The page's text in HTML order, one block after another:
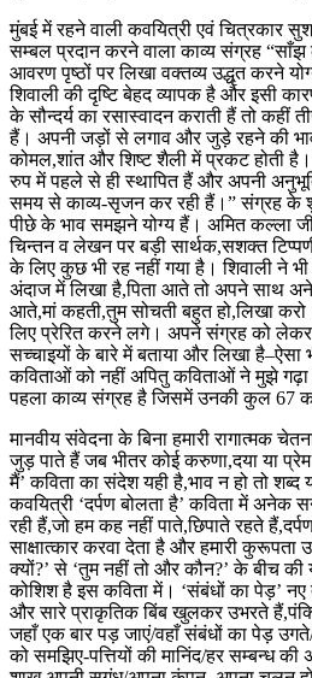
मुंबई में रहने वाली कवयित्री एवं चित्रकार
सम्बल प्रदान करने वाला काव्य संग्रह
आवरण पृष्ठों पर लिखा वक्तव्य उद्धृत करने
शिवाली की दृष्टि बेहद व्यापक है और इसी
के सौन्दर्य का रसास्वादन कराती हैं तो कहीं
हैं। अपनी जड़ों से लगाव और जुड़े रहने की
कोमल,शांत और शिष्ट शैली में प्रकट होती
रुप में पहले से ही स्थापित हैं और अपनी
समय से काव्य-सृजन कर रही हैं।” संग्रह के
पीछे के भाव समझने योग्य हैं। अमित कल्ला
चिन्तन व लेखन पर बड़ी सार्थक,सशक्त
के लिए कुछ भी रह नहीं गया है। शिवाली ने
अंदाज में लिखा है,पिता आते तो अपने साथ
आते,मां कहती,तुम सोचती बहुत हो,लिखा
लिए प्रेरित करने लगे। अपने संग्रह को
सच्चाइयों के बारे में बताया और लिखा
कविताओं को नहीं अपितु कविताओं ने मुझे
पहला काव्य संग्रह है जिसमें उनकी कुल 67
मानवीय संवेदना के बिना हमारी रागात्मक
जुड़ पाते हैं जब भीतर कोई करुणा,दया या प्रेम
मैं’ कविता का संदेश यही है,भाव न हो तो शब्द
कवयित्री ‘दर्पण बोलता है’ कविता में अनेक
रही हैं,जो हम कह नहीं पाते,छिपाते रहते
साक्षात्कार करवा देता है और हमारी कुरूपता
क्यों?’ से ‘तुम नहीं तो और कौन?’ के बीच
कोशिश है इस कविता में। ‘संबंधों का पेड़’ नए
और सारे प्राकृतिक बिंब खुलकर उभरते
जहाँ एक बार पड़ जाएं/वहाँ संबंधों का पेड़ उगते/
को समझिए-पत्तियों की मानिंद/हर सम्बन्ध की